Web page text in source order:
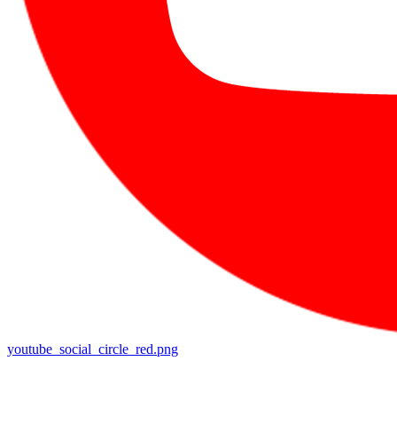
youtube_social_circle_red.png